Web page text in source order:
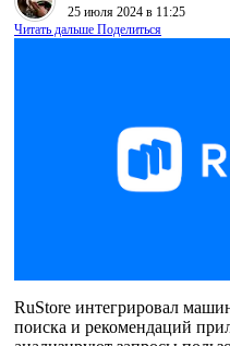
25 июля 2024 в 11:25
Читать дальше Поделиться
RuStore интегрировал
поиска и рекомендаций